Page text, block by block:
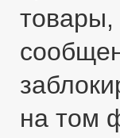
товары,
на том